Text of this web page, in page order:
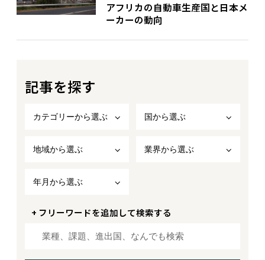
アフリカの自動車生産国と日本メ
ーカーの動向
記事を探す
カテゴリーから選ぶ 国から選ぶ
地域から選ぶ 業界から選ぶ
年月から選ぶ
+ フリーワードを追加して検索する